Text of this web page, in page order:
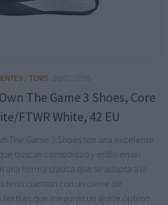
TENIS
The Game 3 Shoes, Core
FTWR White, 42 EU
The Game 3 Shoes son una excelente
buscan comodidad y estilo en un
una horma clásica que se adapta a la
tenis cuentan con un cierre de
que aseguran un ajuste óptimo.